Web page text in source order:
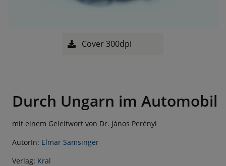
Cover 300dpi
Durch Ungarn im Automobil
mit einem Geleitwort von Dr. János Perényi
AutorIn: Elmar Samsinger
Verlag: Kral